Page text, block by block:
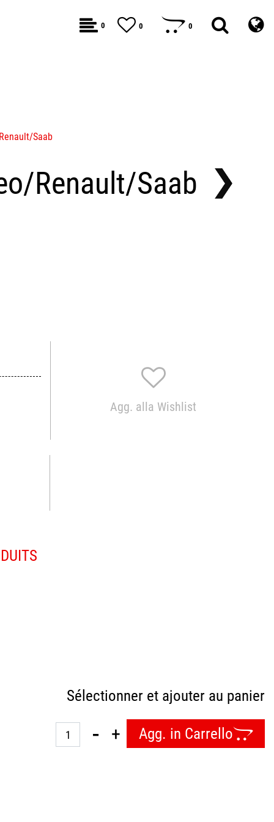
0 0 0
Saab
Renault/Saab
Agg. alla Wishlist
Sélectionner et ajouter au panier
Quantità
Agg. in Carrello